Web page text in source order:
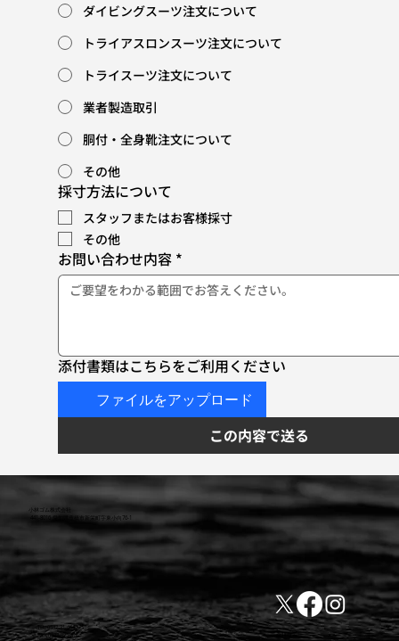
ダイビングスーツ注文について
トライアスロンスーツ注文について
トライスーツ注文について
業者製造取引
胴付・全身靴注文について
その他
採寸方法について
スタッフまたはお客様採寸
その他
お問い合わせ内容 *
添付書類はこちらをご利用ください
ファイルをアップロード
この内容で送る
小林ゴム株式会社
441-8016 愛知県豊橋市新栄町字東小向76-1
TEL:0532-31-4646
FAX:0532-32-6810
​会社概要